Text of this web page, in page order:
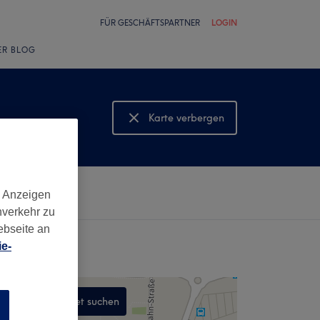
FÜR GESCHÄFTSPARTNER LOGIN
BLOG
Karte verbergen
Karte anzeigen
In diesem Gebiet suchen
zu
an